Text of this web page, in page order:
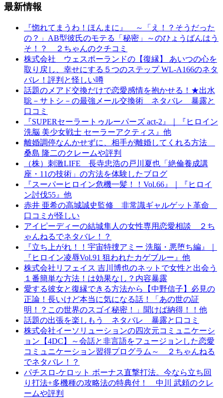
最新情報
『惚れてまうわ！ほんまに』 ～「え！？そうだった
の？」AB型彼氏のモテる「秘密」～のひょうばんはう
そ！？ ２ちゃんのクチコミ
株式会社 ウェスポーランドの【復縁】 あいつの心を
取り戻し、幸せにする５つのステップ WL-A166のネタ
バレ！評判と怪しい噂
話題のメアド交換だけで恋愛感情を抱かせる！★出水
聡－サトシ－の最強メール交換術 ネタバレ 暴露と
口コミ
『SUPERセーラートゥルーパーズ act-2』｜『ヒロイン
洗脳 美少女戦士 セーラーアクティス』他
離婚調停なんかせずに、相手が離婚してくれる方法
桑島 隆二のクレームや評判
（株）刺激LIFE 長寺忠浩の戸川夏也「絶倫養成講
座・11の技術」の方法を体験したブログ
『スーパーヒロイン危機一髪！！Vol.66』｜『ヒロイ
ン討伐55』他
赤井 亜希の高城誠史監修 非常識ギャルゲット革命
口コミが怪しい
アイピーディーの結城隼人の女性専用恋愛相談 ２ち
ゃんねるでネタバレ！？
『立ち上がれ！！宇宙特捜アミー 洗脳・悪堕ち編』｜
『ヒロイン凌辱Vol.91 狙われたカゲブルー』他
株式会社リフェイス 吉川博也のネットで女性と出会う
１番簡単な方法！は効果なし？内容暴露
愛する彼女と復縁できる方法から【中野信子】必見の
正論！長いけど本当に気になる話！「あの世の証
明！？この世界のスゴイ秘密！」聞けば納得！！他
話題の出張を楽しもう ネタバレ 暴露と口コミ
株式会社イーソリューションの四次元コミュニケーシ
ョン【4DC】～会話と非言語をフュージョンした恋愛
コミュニケーション習得プログラム～ ２ちゃんねる
でネタバレ！？
パチスロ-ケロット ボーナス直撃打法。今なら立ち回
り打法+多機種の攻略法の特典付！ 中川 武頼のクレ
ームや評判